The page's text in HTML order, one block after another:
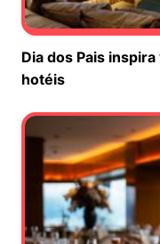
Dia dos Pais
hotéis